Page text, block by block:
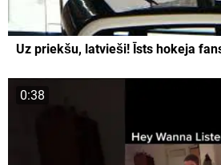
Uz priekšu, latvieši! Īsts hokeja
0:38